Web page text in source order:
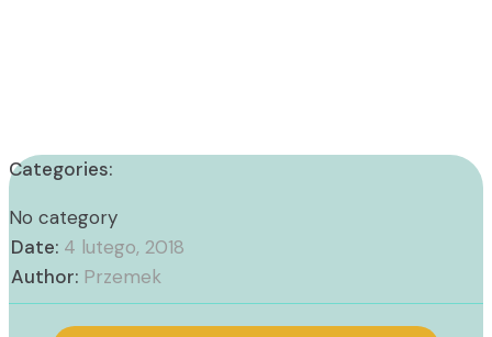
Categories:
No category
Date: 4 lutego, 2018
Author: Przemek